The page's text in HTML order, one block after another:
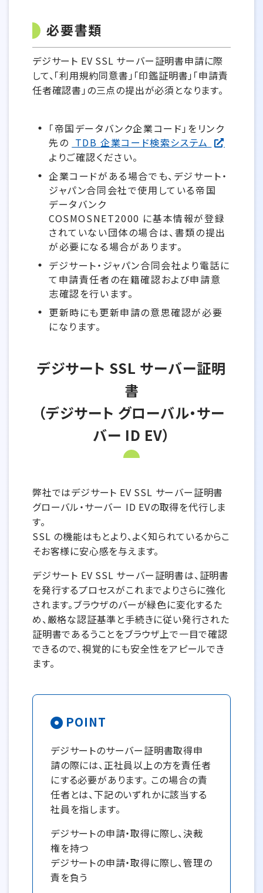
必要書類
デジサート EV SSL サーバー証明書申請に際
して、「利用規約同意書」「印鑑証明書」「申請責
任者確認書」の三点の提出が必須となります。
「帝国データバンク企業コード」をリンク
先の TDB 企業コード検索システム
よりご確認ください。
企業コードがある場合でも、デジサート・
ジャパン合同会社で使用している帝国
データバンク
COSMOSNET2000 に基本情報が登録
されていない団体の場合は、書類の提出
が必要になる場合があります。
デジサート・ジャパン合同会社より電話に
て申請責任者の在籍確認および申請意
志確認を行います。
更新時にも更新申請の意思確認が必要
になります。
デジサート SSL サーバー証明
書
（デジサート グローバル・サー
バー ID EV）
弊社ではデジサート EV SSL サーバー証明書
グローバル・サーバー ID EVの取得を代行しま
す。
SSL の機能はもとより、よく知られているからこ
そお客様に安心感を与えます。
デジサート EV SSL サーバー証明書は、証明書
を発行するプロセスがこれまでよりさらに強化
されます。ブラウザのバーが緑色に変化するた
め、厳格な認証基準と手続きに従い発行された
証明書であるうことをブラウザ上で一目で確認
できるので、視覚的にも安全性をアピールでき
ます。
POINT
デジサートのサーバー証明書取得申
請の際には、正社員以上の方を責任者
にする必要があります。 この場合の責
任者とは、下記のいずれかに該当する
社員を指します。
デジサートの申請・取得に際し、決裁
権を持つ
デジサートの申請・取得に際し、管理の
責を負う